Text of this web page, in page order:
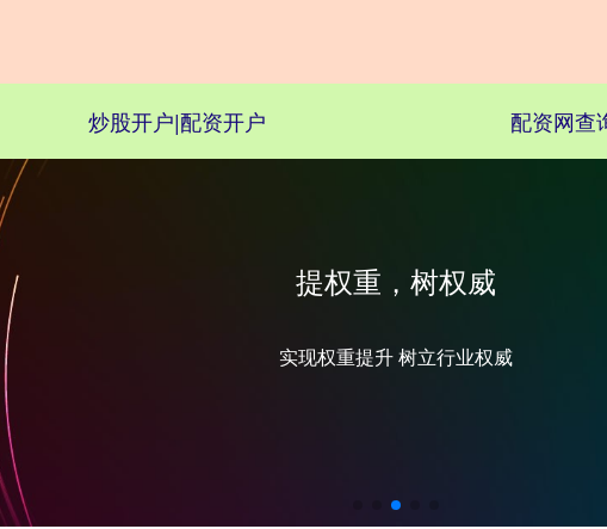
炒股开户|配资开户 配资网查
部署快，自主可控